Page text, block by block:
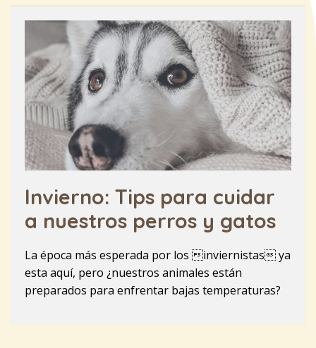
Invierno: Tips para cuidar
a nuestros perros y gatos
La época más esperada por los inviernistas ya
esta aquí, pero ¿nuestros animales están
preparados para enfrentar bajas temperaturas?